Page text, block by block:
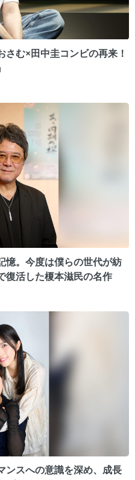
さむ×田中圭コンビの再来！
憶。今度は僕らの世代が紡
活した榎本滋民の名作
ンスへの意識を深め、成長